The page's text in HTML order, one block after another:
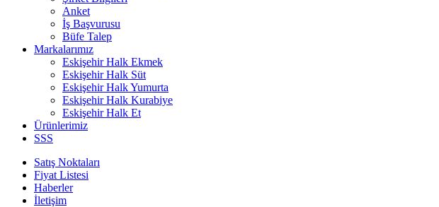
Anket
İş Başvurusu
Büfe Talep
Markalarımız
Eskişehir Halk Ekmek
Eskişehir Halk Süt
Eskişehir Halk Yumurta
Eskişehir Halk Kurabiye
Eskişehir Halk Et
Ürünlerimiz
SSS
Satış Noktaları
Fiyat Listesi
Haberler
İletişim